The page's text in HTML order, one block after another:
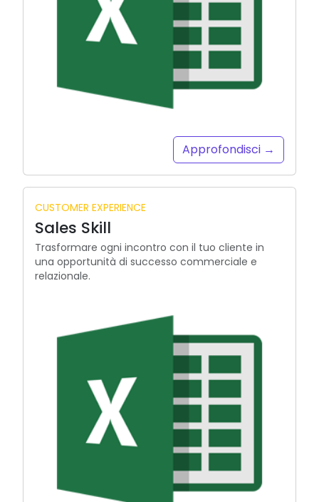
Approfondisci →
CUSTOMER EXPERIENCE
Sales Skill
Trasformare ogni incontro con il tuo cliente in
una opportunità di successo commerciale e
relazionale.